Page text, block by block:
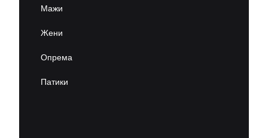
Мажи
Жени
Опрема
Патики